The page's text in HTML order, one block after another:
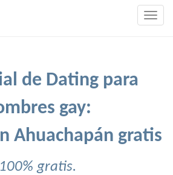
de Dating para
gay:
Ahuachapán gratis
100% gratis.